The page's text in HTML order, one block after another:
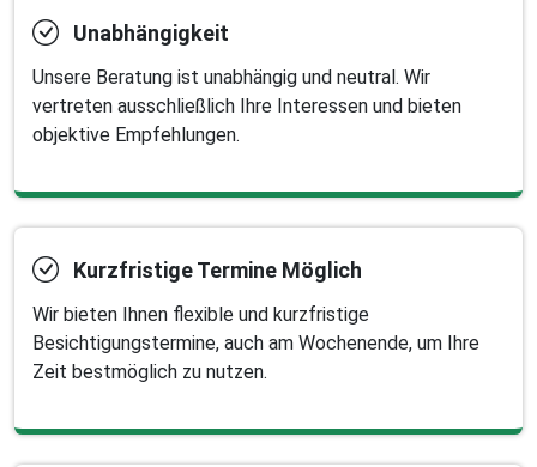
Unabhängigkeit
Unsere Beratung ist unabhängig und neutral. Wir
vertreten ausschließlich Ihre Interessen und bieten
objektive Empfehlungen.
Kurzfristige Termine Möglich
Wir bieten Ihnen flexible und kurzfristige
Besichtigungstermine, auch am Wochenende, um Ihre
Zeit bestmöglich zu nutzen.